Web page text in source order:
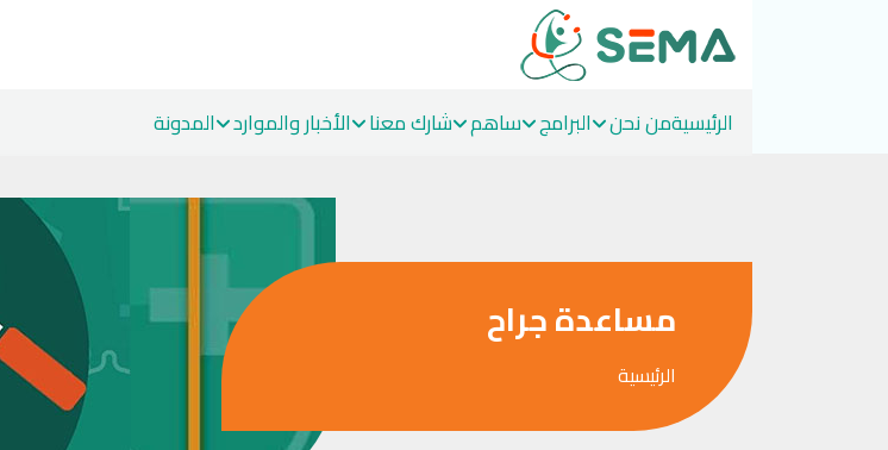
الرئيسيةمن نحن البرامج ساهم شارك معنا الأخبار والموارد المدونة
مساعدة جراح
الرئيسية